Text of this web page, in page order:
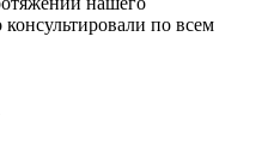
консультировали по всем